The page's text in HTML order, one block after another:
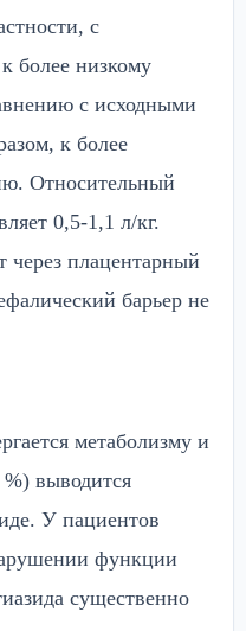
с
более низкому
с исходными
к более
Относительный
0,5-1,1 л/кг.
через плацентарный
барьер не
метаболизму и
выводится
У пациентов
функции
существенно